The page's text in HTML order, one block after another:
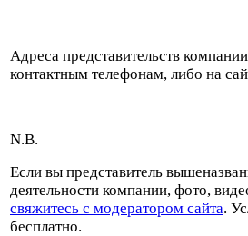
Адреса представительств
контактным телефонам, либо на
N.B.
Если вы представитель
деятельности компании, фото,
свяжитесь с модератором сайта.
бесплатно.